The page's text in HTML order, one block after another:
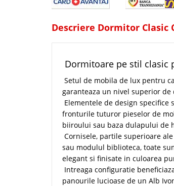
Descriere Dormitor Clasic
Dormitoare pe stil clasic
Setul de mobila de lux pentru
garanteaza un nivel superior de
Elementele de design
fronturile tuturor pieselor de
biiroului sau baza dulapului de
Cornisele, partile superioare
sau modulul biblioteca, toate
elegant si finisate in culoarea
Intreaga configuratie
panourile lucioase de un Alb